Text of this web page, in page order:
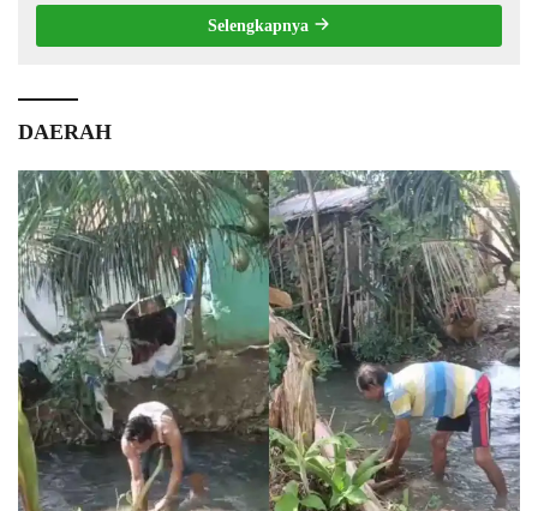
Selengkapnya
DAERAH